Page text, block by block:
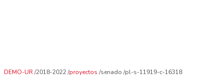
DEMO-UR 2018-2022 proyectos senado pl-s-11919-c-16318